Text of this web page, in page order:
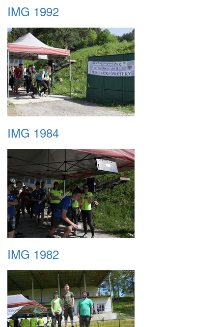
IMG 1992
IMG 1984
IMG 1982